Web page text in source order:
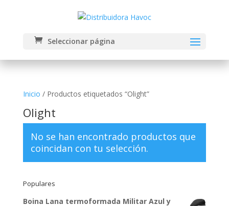
Seleccionar página
Inicio / Productos etiquetados “Olight”
Olight
No se han encontrado productos que
coincidan con tu selección.
Populares
Boina Lana termoformada Militar Azul y